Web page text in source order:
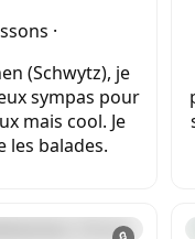
·
(Schwytz), je
sympas pour
mais cool. Je
les balades.